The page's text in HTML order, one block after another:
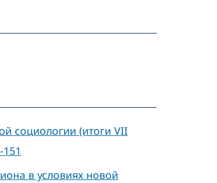
социологии (итоги VII
в условиях новой